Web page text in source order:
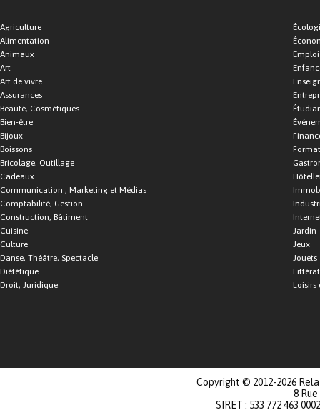
Agriculture
Alimentation
Animaux
Art
Art de vivre
Assurances
Beauté, Cosmétiques
Bien-être
Bijoux
Boissons
Bricolage, Outillage
Cadeaux
Communication , Marketing et Médias
Comptabilité, Gestion
Construction, Bâtiment
Cuisine
Culture
Danse, Théâtre, Spectacle
Diététique
Droit, Juridique
Emploi
Jardin
Jeux
Jouets
Loisirs
Copyright © 2012-2026
8
SIRET : 533 772 463